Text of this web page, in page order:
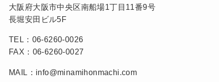
大阪府大阪市中央区南船場1丁目11番9号
長堀安田ビル5F
TEL：06-6260-0026
FAX：06-6260-0027
MAIL：info@minamihonmachi.com